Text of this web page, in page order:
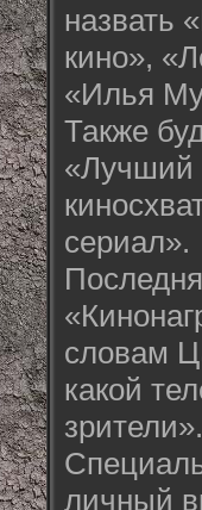
назвать
кино»,
«Илья
Также
«Лучший
сериал».
словам
какой
зрители».
личный